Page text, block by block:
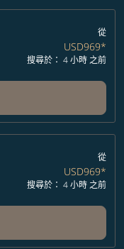
從
USD969*
搜尋於： 4 小時 之前
從
USD969*
搜尋於： 4 小時 之前